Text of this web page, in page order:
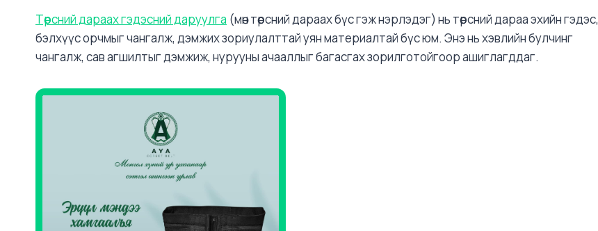
Төрсний дараах гэдэсний даруулга (мөн төрсний дараах бүс гэж нэрлэдэг) нь төрсний дараа эхийн гэдэс,
бэлхүүс орчмыг чангалж, дэмжих зориулалттай уян материалтай бүс юм. Энэ нь хэвлийн булчинг
чангалж, сав агшилтыг дэмжиж, нурууны ачааллыг багасгах зорилготойгоор ашиглагддаг.